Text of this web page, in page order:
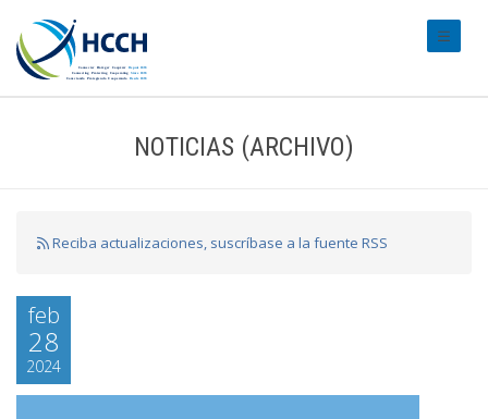
NOTICIAS (ARCHIVO)
Reciba actualizaciones, suscríbase a la fuente RSS
feb
28
2024